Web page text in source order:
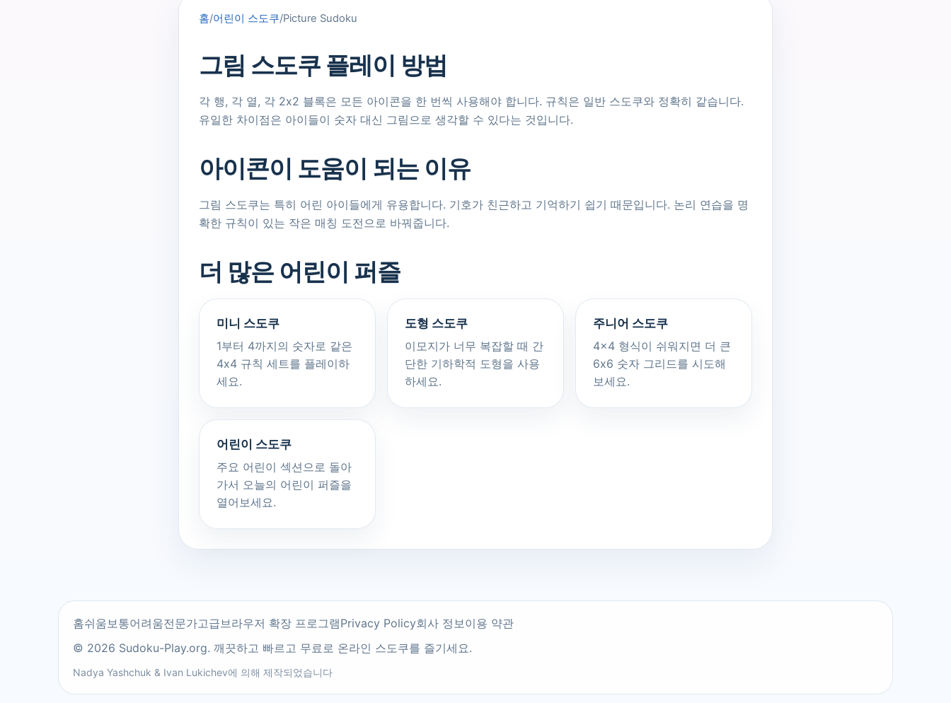
홈/어린이 스도쿠/Picture Sudoku
그림 스도쿠 플레이 방법
각 행, 각 열, 각 2x2 블록은 모든 아이콘을 한 번씩 사용해야 합니다. 규칙은 일반 스도쿠와 정확히 같습니다.
유일한 차이점은 아이들이 숫자 대신 그림으로 생각할 수 있다는 것입니다.
아이콘이 도움이 되는 이유
그림 스도쿠는 특히 어린 아이들에게 유용합니다. 기호가 친근하고 기억하기 쉽기 때문입니다. 논리 연습을 명
확한 규칙이 있는 작은 매칭 도전으로 바꿔줍니다.
더 많은 어린이 퍼즐
미니 스도쿠
1부터 4까지의 숫자로 같은
4x4 규칙 세트를 플레이하
세요.
도형 스도쿠
이모지가 너무 복잡할 때 간
단한 기하학적 도형을 사용
하세요.
주니어 스도쿠
4x4 형식이 쉬워지면 더 큰
6x6 숫자 그리드를 시도해
보세요.
어린이 스도쿠
주요 어린이 섹션으로 돌아
가서 오늘의 어린이 퍼즐을
열어보세요.
홈쉬움보통어려움전문가고급브라우저 확장 프로그램Privacy Policy회사 정보이용 약관
© 2026 Sudoku-Play.org. 깨끗하고 빠르고 무료로 온라인 스도쿠를 즐기세요.
Nadya Yashchuk & Ivan Lukichev에 의해 제작되었습니다